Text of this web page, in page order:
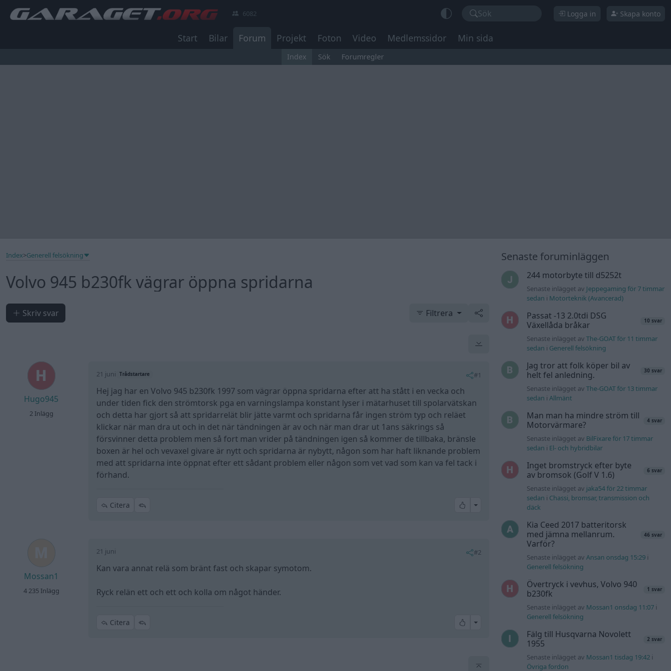
6082 Sök Logga in Skapa konto
Start Bilar Forum Projekt Foton Video Medlemssidor Min sida
Index Sök Forumregler
Index>Generell felsökning
Volvo 945 b230fk vägrar öppna spridarna
Skriv svar Filtrera
Hugo945
2 Inlägg
21 juni Trådstartare #1
Hej jag har en Volvo 945 b230fk 1997 som vägrar öppna spridarna efter att ha stått i en vecka och
under tiden fick den strömtorsk pga en varningslampa konstant lyser i mätarhuset till spolarvätskan
och detta har gjort så att spridarrelät blir jätte varmt och spridarna får ingen ström typ och reläet
klickar när man dra ut och in det när tändningen är av och när man drar ut 1ans säkrings så
försvinner detta problem men så fort man vrider på tändningen igen så kommer de tillbaka, bränsle
boxen är hel och vevaxel givare är nytt och spridarna är nybytt, någon som har haft liknande problem
med att spridarna inte öppnat efter ett sådant problem eller någon som vet vad som kan va fel tack i
förhand.
Citera All reactions
Mossan1
4 235 Inlägg
21 juni #2
Kan vara annat relä som bränt fast och skapar symotom.
Ryck relän ett och ett och kolla om något händer.
Citera All reactions
Senaste foruminläggen
244 motorbyte till d5252t
Senaste inlägget av Jeppegaming för 7 timmar
sedan i Motorteknik (Avancerad)
Passat -13 2.0tdi DSG
Växellåda bråkar
10 svar
Senaste inlägget avThe-GOAT för 11 timmar
sedan i Generell felsökning
Jag tror att folk köper bil av
helt fel anledning.
30 svar
Senaste inlägget avThe-GOAT för 13 timmar
sedan iAllmänt
Man man ha mindre ström till
Motorvärmare?
4 svar
Senaste inlägget av BilFixare för 17 timmar
sedan i El- och hybridbilar
Inget bromstryck efter byte
av bromsok (Golf V 1.6)
6 svar
Senaste inlägget av jaka54 för 22 timmar
sedan i Chassi, bromsar, transmission och
däck
Kia Ceed 2017 batteritorsk
med jämna mellanrum.
Varför?
46 svar
Senaste inlägget avAnsan onsdag 15:29 i
Generell felsökning
Övertryck i vevhus, Volvo 940
b230fk
1 svar
Senaste inlägget av Mossan1 onsdag 11:07 i
Generell felsökning
Fälg till Husqvarna Novolett
1955
2 svar
Senaste inlägget av Mossan1 tisdag 19:42 i
Övriga fordon